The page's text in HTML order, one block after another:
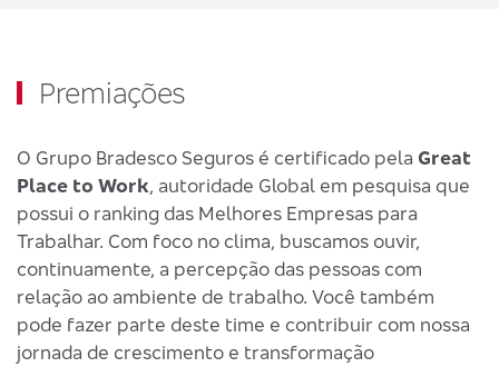
Premiações
O Grupo Bradesco Seguros é certificado pela Great
Place to Work, autoridade Global em pesquisa que
possui o ranking das Melhores Empresas para
Trabalhar. Com foco no clima, buscamos ouvir,
continuamente, a percepção das pessoas com
relação ao ambiente de trabalho. Você também
pode fazer parte deste time e contribuir com nossa
jornada de crescimento e transformação